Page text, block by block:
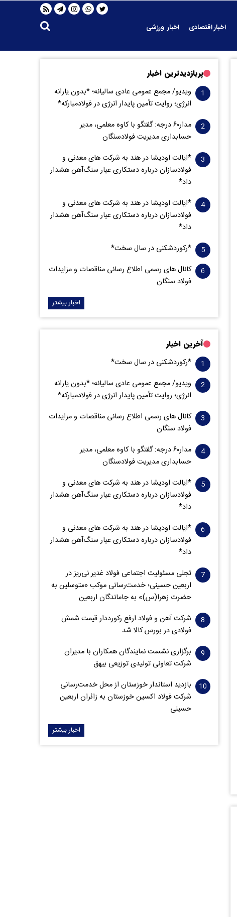
اخبار اقتصادی
اخبار ورزشی
پربازدیدترین اخبار
ویدیو/ مجمع عمومی عادی سالیانه؛ *بدون یارانه
انرژی؛ روایت تأمین پایدار انرژی در فولادمبارکه*
مدار‌۶٠ درجه: گفتگو با کاوه معلمی، مدیر
حسابداری مدیریت فولادسنگان
*ایالت اودیشا در هند به شرکت های معدنی و
فولادسازان درباره دستکاری عیار سنگ‌آهن هشدار
داد*
*ایالت اودیشا در هند به شرکت های معدنی و
فولادسازان درباره دستکاری عیار سنگ‌آهن هشدار
داد*
*رکوردشکنی در سال سخت*
کانال های رسمی اطلاع رسانی مناقصات و مزایدات
فولاد سنگان
اخبار بیشتر
آخرین اخبار
*رکوردشکنی در سال سخت*
ویدیو/ مجمع عمومی عادی سالیانه؛ *بدون یارانه
انرژی؛ روایت تأمین پایدار انرژی در فولادمبارکه*
کانال های رسمی اطلاع رسانی مناقصات و مزایدات
فولاد سنگان
مدار‌۶٠ درجه: گفتگو با کاوه معلمی، مدیر
حسابداری مدیریت فولادسنگان
*ایالت اودیشا در هند به شرکت های معدنی و
فولادسازان درباره دستکاری عیار سنگ‌آهن هشدار
داد*
*ایالت اودیشا در هند به شرکت های معدنی و
فولادسازان درباره دستکاری عیار سنگ‌آهن هشدار
داد*
تجلی مسئولیت اجتماعی فولاد غدیر نی‌ریز در
اربعین حسینی؛ خدمت‌رسانی موکب «متوسلین به
حضرت زهرا(س)» به جاماندگان اربعین
شرکت آهن و فولاد ارفع رکورددار قیمت شمش
فولادی در بورس کالا شد
برگزاری نشست نمایندگان همکاران با مدیران
شرکت تعاونی تولیدی توزیعی بیهق
بازدید استاندار خوزستان از محل خدمت‌رسانی
شرکت فولاد اکسین خوزستان به زائران اربعین
حسینی
اخبار بیشتر